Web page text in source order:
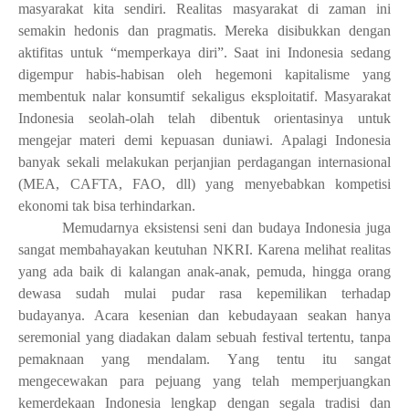
masyarakat kita sendiri. Realitas masyarakat di zaman ini
semakin hedonis dan pragmatis. Mereka disibukkan dengan
aktifitas untuk “memperkaya diri”. Saat ini Indonesia sedang
digempur habis-habisan oleh hegemoni kapitalisme yang
membentuk nalar konsumtif sekaligus eksploitatif. Masyarakat
Indonesia seolah-olah telah dibentuk orientasinya untuk
mengejar materi demi kepuasan duniawi. Apalagi Indonesia
banyak sekali melakukan perjanjian perdagangan internasional
(MEA, CAFTA, FAO, dll) yang menyebabkan kompetisi
ekonomi tak bisa terhindarkan.
Memudarnya eksistensi seni dan budaya Indonesia juga
sangat membahayakan keutuhan NKRI. Karena melihat realitas
yang ada baik di kalangan anak-anak, pemuda, hingga orang
dewasa sudah mulai pudar rasa kepemilikan terhadap
budayanya. Acara kesenian dan kebudayaan seakan hanya
seremonial yang diadakan dalam sebuah festival tertentu, tanpa
pemaknaan yang mendalam. Yang tentu itu sangat
mengecewakan para pejuang yang telah memperjuangkan
kemerdekaan Indonesia lengkap dengan segala tradisi dan